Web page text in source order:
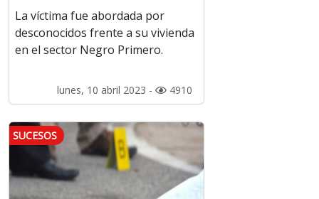
La víctima fue abordada por
desconocidos frente a su vivienda
en el sector Negro Primero.
lunes, 10 abril 2023 - 4910
SUCESOS